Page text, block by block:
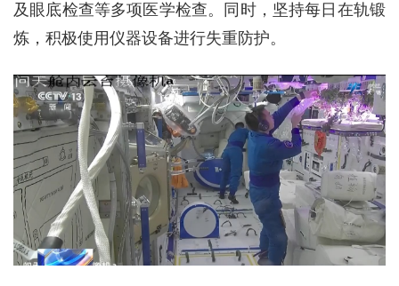
及眼底检查等多项医学检查。同时，坚持每日在轨锻
炼，积极使用仪器设备进行失重防护。